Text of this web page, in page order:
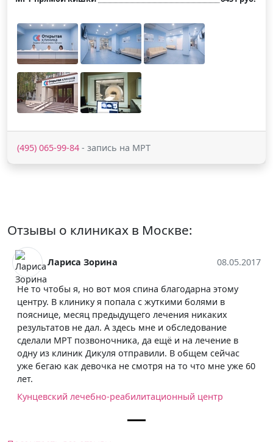
(495) 065-99-84 - запись на МРТ
Отзывы о клиниках в Москве:
Лариса Зорина 08.05.2017
Не то чтобы я, но вот моя спина благодарна этому
центру. В клинику я попала с жуткими болями в
пояснице, месяц предыдущего лечения никаких
результатов не дал. А здесь мне и обследование
сделали МРТ позвоночника, да ещё и на лечение в
одну из клиник Дикуля отправили. В общем сейчас
уже бегаю как девочка не смотря на то что мне уже 60
лет.
Кунцевский лечебно-реабилитационный центр